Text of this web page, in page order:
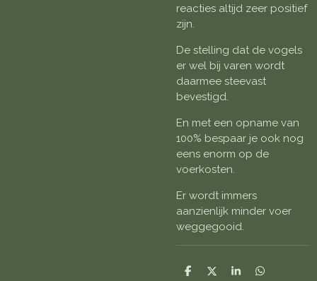
reacties altijd zeer positief
zijn.
De stelling dat de vogels
er wel bij varen wordt
daarmee steevast
bevestigd.
En met een opname van
100% bespaar je ook nog
eens enorm op de
voerkosten.
Er wordt immers
aanzienlijk minder voer
weggegooid.
D
D
S
D